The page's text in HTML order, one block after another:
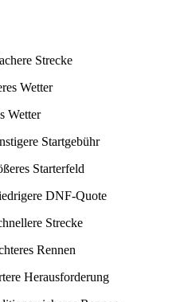
Strecke
Wetter
Wetter
Startgebühr
Starterfeld
DNF-Quote
Strecke
Rennen
Herausforderung